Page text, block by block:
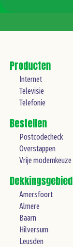
Producten
Internet
Televisie
Telefonie
Bestellen
Postcodecheck
Overstappen
Vrije modemkeuze
Dekkingsgebied
Amersfoort
Almere
Baarn
Hilversum
Leusden